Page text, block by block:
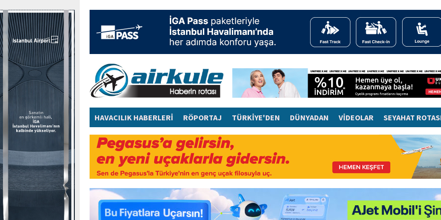
HAVACILIK HABERLERİ RÖPORTAJ TÜRKİYE'DEN DÜNYADAN VİDEOLAR SEYAHAT